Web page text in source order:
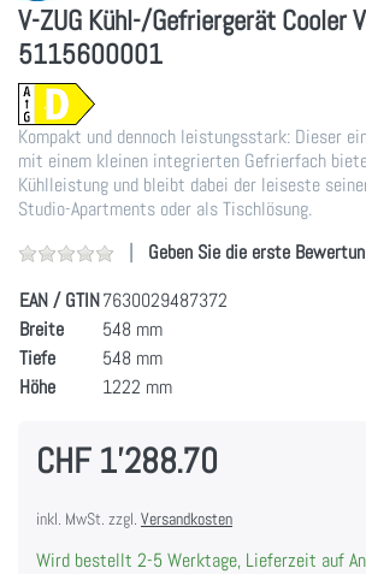
V-ZUG Kühl-/Gefriergerät Cooler
5115600001
Kompakt und dennoch leistungsstark: Dieser
mit einem kleinen integrierten Gefrierfach
Kühlleistung und bleibt dabei der leiseste
Studio-Apartments oder als Tischlösung.
Geben Sie die erste
EAN / GTIN7630029487372
Breite
548 mm
Tiefe
548 mm
Höhe
1222 mm
CHF 1'288.70
inkl. MwSt. zzgl. Versandkosten
Wird bestellt 2-5 Werktage, Lieferzeit auf